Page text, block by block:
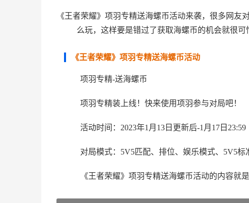
《王者荣耀》项羽专精送海螺币活动来袭，很多网
么玩，这样要是错过了获取海螺币的机会就很
《王者荣耀》项羽专精送海螺币活动
项羽专精-送海螺币
项羽专精装上线！快来使用项羽参与对局吧！
活动时间：2023年1月13日更新后-1月17日23:59
对局模式：5V5匹配、排位、娱乐模式、5V5
《王者荣耀》项羽专精送海螺币活动的内容就